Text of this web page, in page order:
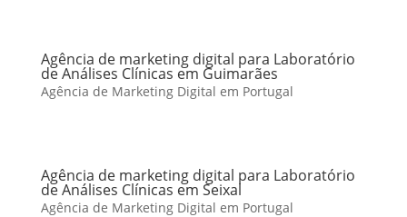
Agência de marketing digital para Laboratório
de Análises Clínicas em Guimarães
Agência de Marketing Digital em Portugal
Agência de marketing digital para Laboratório
de Análises Clínicas em Seixal
Agência de Marketing Digital em Portugal